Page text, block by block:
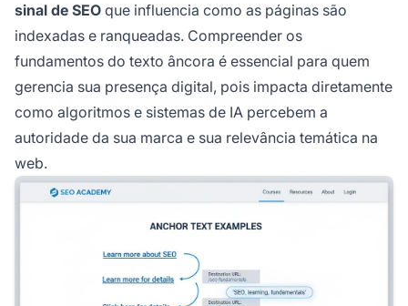
sinal de SEO que influencia como as páginas são
indexadas e ranqueadas. Compreender os
fundamentos do texto âncora é essencial para quem
gerencia sua presença digital, pois impacta diretamente
como algoritmos e sistemas de IA percebem a
autoridade da sua marca e sua relevância temática na
web.